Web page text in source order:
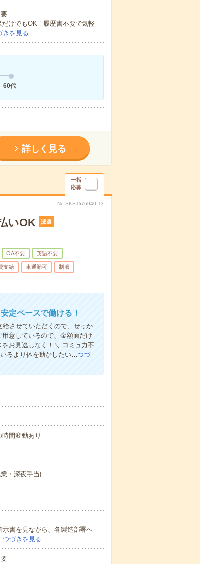
けでもOK！履歴書不要で気軽
きを見る
60代
詳しく見る
一括
応募
No.SKST576940-T3
いOK 派遣
OA不要 英語不要
支給 車通勤可 制服
定ペースで働ける！
させていただくので、せっか
意しているので、金額面だけ
お見逃しなく！＼ コミュ力不
るより体を動かしたい…つづ
間変動あり
・深夜手当)
書を見ながら、各製造部署へ
つづきを見る